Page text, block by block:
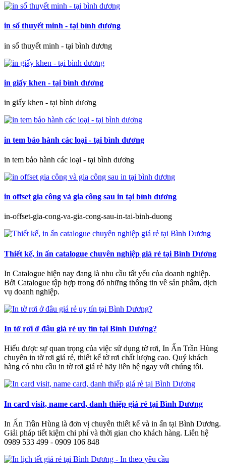
in sổ thuyết minh - tại bình dương
in sổ thuyết minh - tại bình dương
in giấy khen - tại bình dương
in giấy khen - tại bình dương
in tem bảo hành các loại - tại bình dương
in tem bảo hành các loại - tại bình dương
in offset gia công và gia công sau in tại bình dương
in-offset-gia-cong-va-gia-cong-sau-in-tai-binh-duong
Thiết kế, in ấn catalogue chuyên nghiệp giá rẻ tại Bình Dương
In Catalogue hiện nay đang là nhu cầu tất yếu của doanh nghiệp.
Bởi Catalogue tập hợp trong đó những thông tin về sản phẩm, dịch
vụ doanh nghiệp.
In tờ rơi ở đâu giá rẻ uy tín tại Bình Dương?
Hiểu được sự quan trọng của việc sử dụng tờ rơi, In Ấn Trần Hùng
chuyên in tờ rơi giá rẻ, thiết kế tờ rơi chất lượng cao. Quý khách
hàng có nhu cầu in tờ rơi giá rẻ hãy liên hệ ngay với chúng tôi.
In card visit, name card, danh thiếp giá rẻ tại Bình Dương
In Ấn Trần Hùng là đơn vị chuyên thiết kế và in ấn tại Bình Dương.
Giải pháp tiết kiệm chi phí và thời gian cho khách hàng. Liên hệ
0989 533 499 - 0909 106 848